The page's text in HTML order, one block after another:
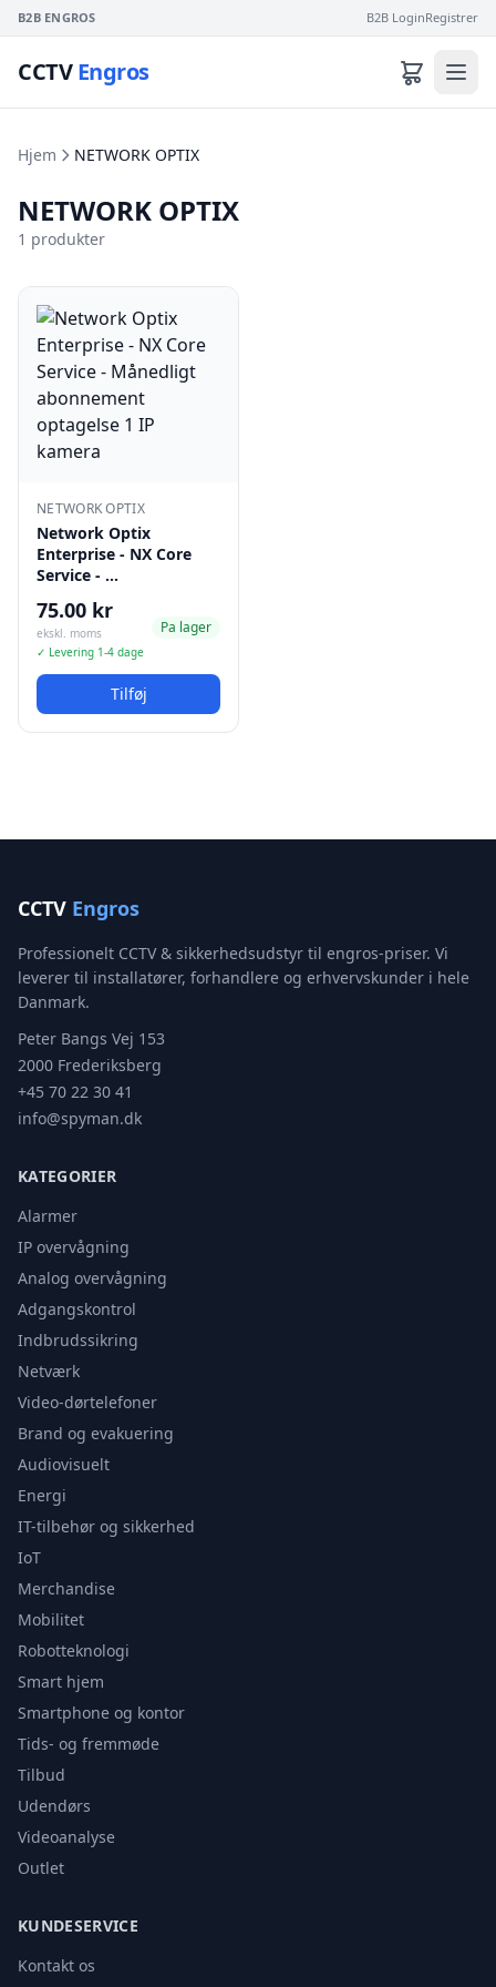
B2B ENGROS B2B LoginRegistrer
CCTVEngros
Hjem NETWORK OPTIX
NETWORK OPTIX
1 produkter
NETWORK OPTIX
Network Optix
Enterprise - NX Core
Service - …
75.00 kr
ekskl. moms
✓ Levering 1-4 dage
Pa lager
Tilføj
CCTV Engros
Professionelt CCTV & sikkerhedsudstyr til engros-priser. Vi
leverer til installatører, forhandlere og erhvervskunder i hele
Danmark.
Peter Bangs Vej 153
2000 Frederiksberg
+45 70 22 30 41
info@spyman.dk
KATEGORIER
Alarmer
IP overvågning
Analog overvågning
Adgangskontrol
Indbrudssikring
Netværk
Video-dørtelefoner
Brand og evakuering
Audiovisuelt
Energi
IT-tilbehør og sikkerhed
IoT
Merchandise
Mobilitet
Robotteknologi
Smart hjem
Smartphone og kontor
Tids- og fremmøde
Tilbud
Udendørs
Videoanalyse
Outlet
KUNDESERVICE
Kontakt os